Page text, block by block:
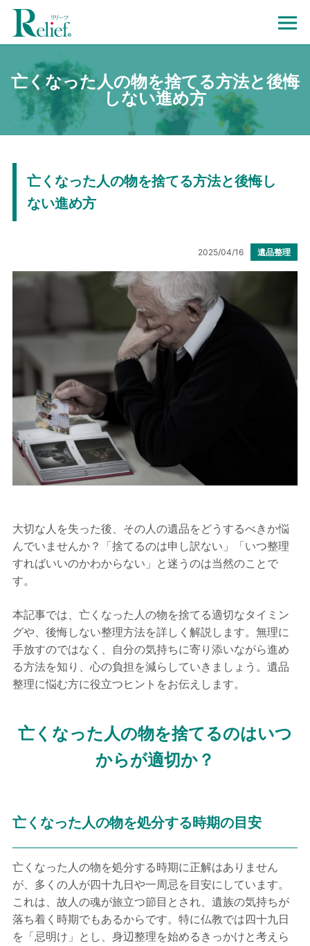
亡くなった人の物を捨てる方法と後悔
しない進め方
亡くなった人の物を捨てる方法と後悔し
ない進め方
2025/04/16 遺品整理
大切な人を失った後、その人の遺品をどうするべきか悩
んでいませんか？「捨てるのは申し訳ない」「いつ整理
すればいいのかわからない」と迷うのは当然のことで
す。
本記事では、亡くなった人の物を捨てる適切なタイミン
グや、後悔しない整理方法を詳しく解説します。無理に
手放すのではなく、自分の気持ちに寄り添いながら進め
る方法を知り、心の負担を減らしていきましょう。遺品
整理に悩む方に役立つヒントをお伝えします。
亡くなった人の物を捨てるのはいつ
からが適切か？
亡くなった人の物を処分する時期の目安
亡くなった人の物を処分する時期に正解はありません
が、多くの人が四十九日や一周忌を目安にしています。
これは、故人の魂が旅立つ節目とされ、遺族の気持ちが
落ち着く時期でもあるからです。特に仏教では四十九日
を「忌明け」とし、身辺整理を始めるきっかけと考えら